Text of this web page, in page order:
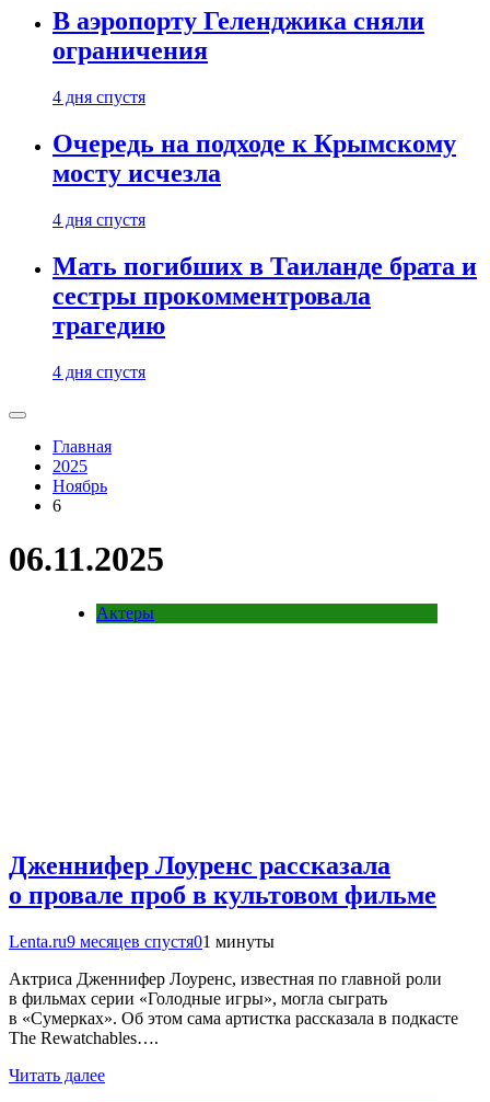
В аэропорту Геленджика сняли
ограничения
4 дня спустя
Очередь на подходе к Крымскому
мосту исчезла
4 дня спустя
Мать погибших в Таиланде брата и
сестры прокомментровала
трагедию
4 дня спустя
Главная
2025
Ноябрь
6
06.11.2025
Актеры
Дженнифер Лоуренс рассказала
о провале проб в культовом фильме
Lenta.ru9 месяцев спустя01 минуты
Актриса Дженнифер Лоуренс, известная по главной роли
в фильмах серии «Голодные игры», могла сыграть
в «Сумерках». Об этом сама артистка рассказала в подкасте
The Rewatchables….
Читать далее